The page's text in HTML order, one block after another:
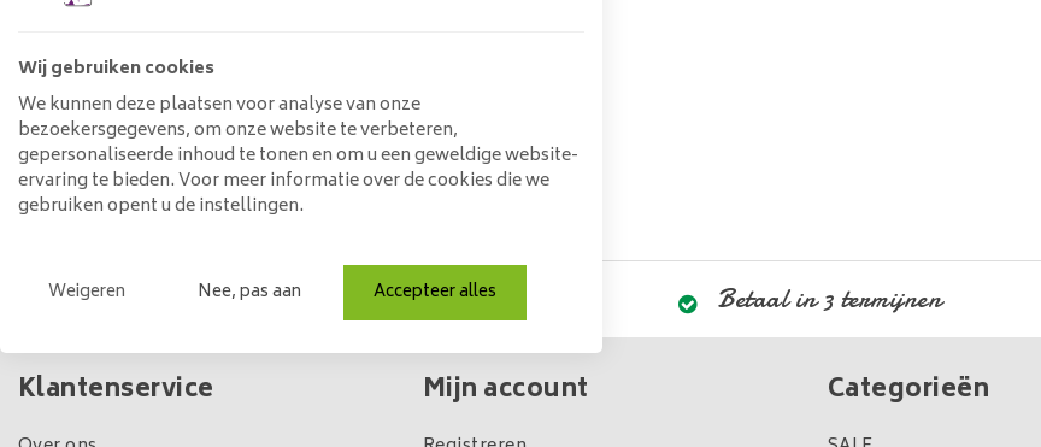
FAQ
Prijs
Min: €0 Max: €5
Eigen winkel & voorraad Betaal in 3 termijnen
Klantenservice Mijn account Categorieën
Wij gebruiken cookies
We kunnen deze plaatsen voor analyse van onze
bezoekersgegevens, om onze website te verbeteren,
gepersonaliseerde inhoud te tonen en om u een geweldige website-
ervaring te bieden. Voor meer informatie over de cookies die we
gebruiken opent u de instellingen.
Weigeren Nee, pas aan Accepteer alles